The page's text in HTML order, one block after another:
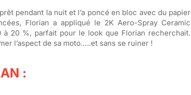
pendant la nuit et l’a poncé en bloc avec du papier
Florian a appliqué le 2K Aero-Spray Ceramic
20 %, parfait pour le look que Florian recherchait.
l’aspect de sa moto…..et sans se ruiner !
: